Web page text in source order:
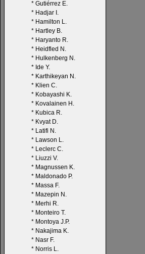
* Gutiérrez E.
* Hadjar I.
* Hamilton L.
* Hartley B.
* Haryanto R.
* Heidfled N.
* Hulkenberg N.
* Ide Y.
* Karthikeyan N.
* Klien C.
* Kobayashi K.
* Kovalainen H.
* Kubica R.
* Kvyat D.
* Latifi N.
* Lawson L.
* Leclerc C.
* Liuzzi V.
* Magnussen K.
* Maldonado P.
* Massa F.
* Mazepin N.
* Merhi R.
* Monteiro T.
* Montoya J.P.
* Nakajima K.
* Nasr F.
* Norris L.